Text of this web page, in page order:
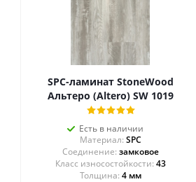
SPC-ламинат StoneWood
Альтеро (Altero) SW 1019
Есть в наличии
Материал: SPC
Соединение: замковое
43
Толщина: 4 мм